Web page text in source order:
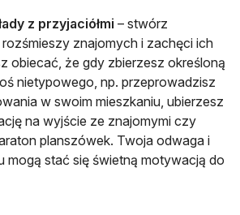
z przyjaciółmi – stwórz
znajomych i zachęci ich
obiecać, że gdy zbierzesz określoną
nietypowego, np. przeprowadzisz
w swoim mieszkaniu, ubierzesz
na wyjście ze znajomymi czy
planszówek. Twoja odwaga i
mogą stać się świetną motywacją do